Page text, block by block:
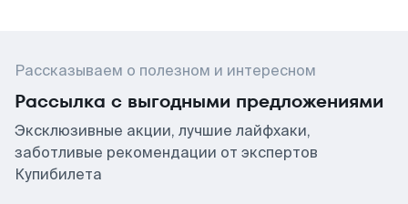
Рассказываем о полезном и интересном
Рассылка с выгодными предложениями
Эксклюзивные акции, лучшие лайфхаки,
заботливые рекомендации от экспертов
Купибилета